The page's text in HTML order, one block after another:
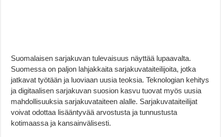
Suomalaisen sarjakuvan tulevaisuus näyttää lupaavalta.
Suomessa on paljon lahjakkaita sarjakuvataiteilijoita, jotka
jatkavat työtään ja luoviaan uusia teoksia. Teknologian kehitys
ja digitaalisen sarjakuvan suosion kasvu tuovat myös uusia
mahdollisuuksia sarjakuvataiteen alalle. Sarjakuvataiteilijat
voivat odottaa lisääntyvää arvostusta ja tunnustusta
kotimaassa ja kansainvälisesti.